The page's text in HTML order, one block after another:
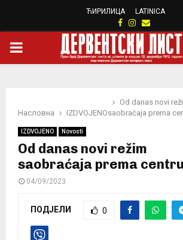
ЋИРИЛИЦА LATINICA
Facebook
Instagram
Email
PRIMARY
Насловна IZDVOJENO
Od danas novi
saobraćaja prema
IZDVOJENO Novosti
Od danas novi režim
saobraćaja prema
04/09/2023
ПОДЈЕЛИ 0